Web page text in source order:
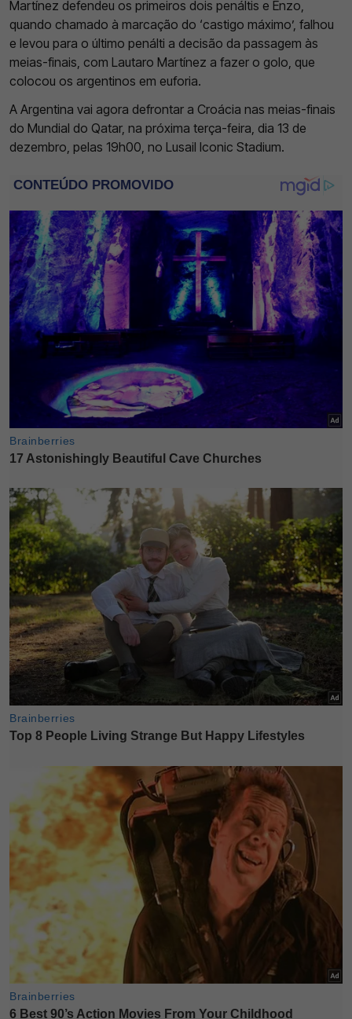
Martínez defendeu os primeiros dois penáltis e Enzo,
quando chamado à marcação do ‘castigo máximo’, falhou
e levou para o último penálti a decisão da passagem às
meias-finais, com Lautaro Martínez a fazer o golo, que
colocou os argentinos em euforia.
A Argentina vai agora defrontar a Croácia nas meias-finais
do Mundial do Qatar, na próxima terça-feira, dia 13 de
dezembro, pelas 19h00, no Lusail Iconic Stadium.